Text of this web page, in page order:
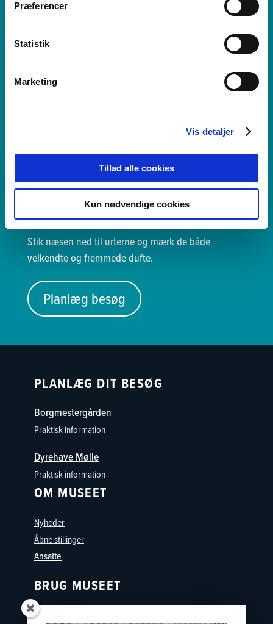
Præferencer
Statistik
Marketing
Vis detaljer
Tillad alle cookies
Kun nødvendige cookies
Udenfor i det smukke gårdmiljø vedligeholder en
frivillig gruppe en urtehave med nogle af de
krydderurter, som har givet smag til mad og drikke i
fortidens Nyborg.
Stik næsen ned til urterne og mærk de både
velkendte og fremmede dufte.
Planlæg besøg
PLANLÆG DIT BESØG
Borgmestergården
Praktisk information
Dyrehave Mølle
Praktisk information
OM MUSEET
Nyheder
Åbne stillinger
Ansatte
BRUG MUSEET
Oplevelser